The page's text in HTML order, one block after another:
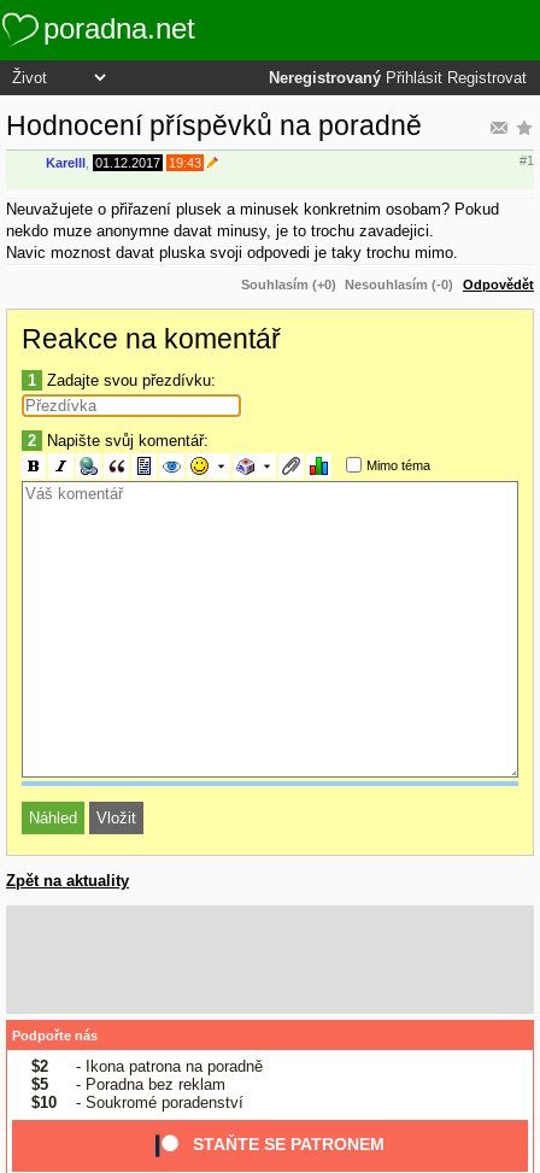
poradna.net
Neregistrovaný Přihlásit Registrovat
Hodnocení příspěvků na poradně
Karelll 01.12.2017 19:43 #1
Neuvažujete o přiřazení plusek a minusek konkretnim osobam? Pokud
nekdo muze anonymne davat minusy, je to trochu zavadejici.
Navic moznost davat pluska svoji odpovedi je taky trochu mimo.
Souhlasím (+0) Nesouhlasím (-0) Odpovědět
Reakce na komentář
1 Zadajte svou přezdívku:
2 Napište svůj komentář:
Mimo téma
Zpět na aktuality
Podpořte nás
$2
- Ikona patrona na poradně
$5
- Poradna bez reklam
$10
- Soukromé poradenství
STAŇTE SE PATRONEM